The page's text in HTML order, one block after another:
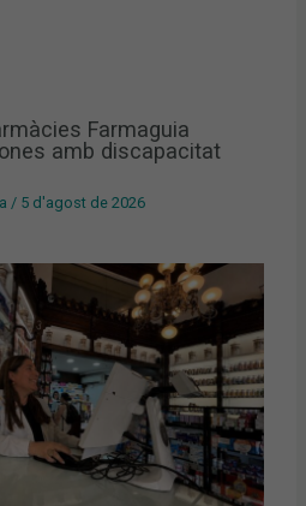
Farmaguia
amb discapacitat
/ 5 d'agost de 2026